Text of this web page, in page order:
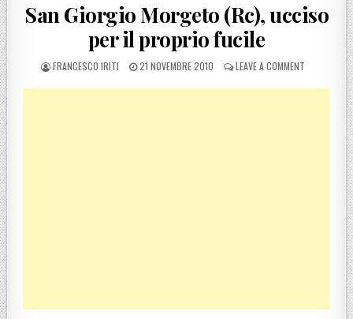
San Giorgio Morgeto (Rc), ucciso
per il proprio fucile
POSTED BY
FRANCESCO IRITI POSTED ON
21 NOVEMBRE 2010 LEAVE A COMMENTON SAN